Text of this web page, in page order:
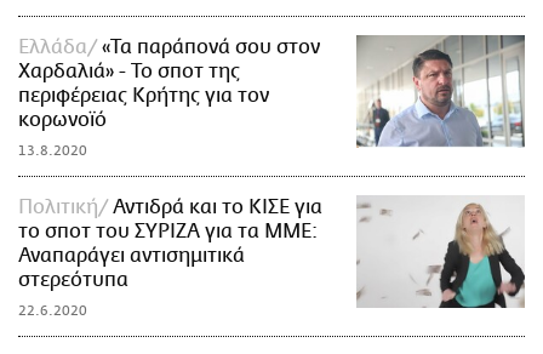
Ελλάδα
«Τα παράπονά σου στον
Χαρδαλιά» - Το σποτ της
περιφέρειας Κρήτης για τον
κορωνοϊό
13.8.2020
Πολιτική
Αντιδρά και το ΚΙΣΕ για
το σποτ του ΣΥΡΙΖΑ για τα ΜΜΕ:
Αναπαράγει αντισημιτικά
στερεότυπα
22.6.2020